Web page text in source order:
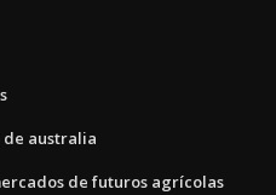
australia
de futuros agrícolas